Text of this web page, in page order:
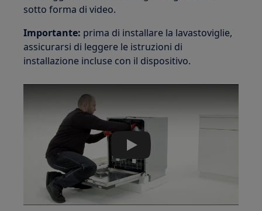
sotto forma di video.
Importante: prima di installare la lavastoviglie,
assicurarsi di leggere le istruzioni di
installazione incluse con il dispositivo.
Play